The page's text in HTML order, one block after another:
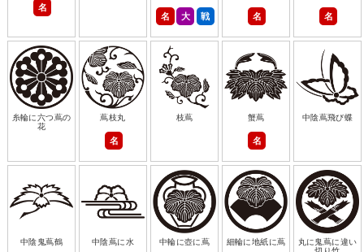
名
名 大 戦 名 名
糸輪に六つ蔦の
花
蔦枝丸
名
枝蔦 蟹蔦
名
中陰蔦飛び蝶
中陰鬼蔦鶴 中陰蔦に水 中輪に壺に蔦 細輪に地紙に蔦
丸に鬼蔦に違い